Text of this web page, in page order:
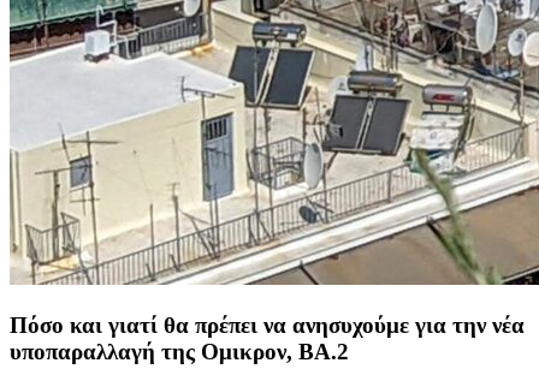
Πόσο και γιατί θα πρέπει να ανησυχούμε για την νέα
υποπαραλλαγή της Ομικρον, BA.2